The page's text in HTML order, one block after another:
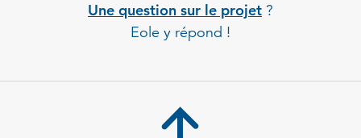
Une question sur le projet ?
Eole y répond !